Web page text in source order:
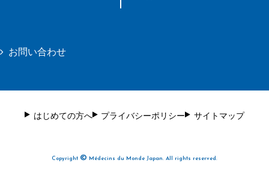
お問い合わせ
はじめての方へ プライバシーポリシー サイトマップ
Copyright © Médecins du Monde Japan. All rights reserved.